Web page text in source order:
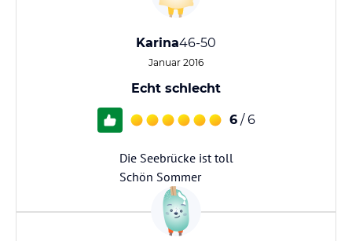
Karina46-50
Januar 2016
Echt schlecht
6 / 6
Die Seebrücke ist toll
Schön Sommer